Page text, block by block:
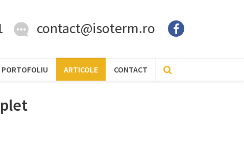
contact@isoterm.ro
PORTOFOLIU ARTICOLE CONTACT